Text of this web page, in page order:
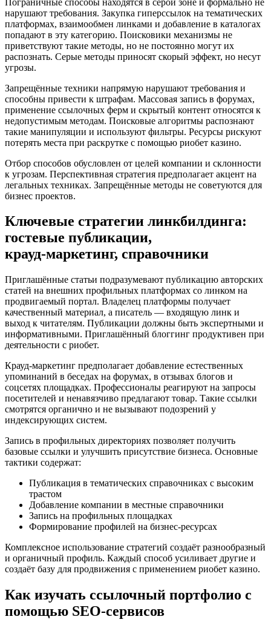
нарушают требования. Закупка гиперссылок на тематических
платформах, взаимообмен линками и добавление в каталогах
попадают в эту категорию. Поисковики механизмы не
приветствуют такие методы, но не постоянно могут их
распознать. Серые методы приносят скорый эффект, но несут
угрозы.
Запрещённые техники напрямую нарушают требования и
способны привести к штрафам. Массовая запись в форумах,
применение ссылочных ферм и скрытый контент относятся к
недопустимым методам. Поисковые алгоритмы распознают
такие манипуляции и используют фильтры. Ресурсы рискуют
потерять места при раскрутке с помощью риобет казино.
Отбор способов обусловлен от целей компании и склонности
к угрозам. Перспективная стратегия предполагает акцент на
легальных техниках. Запрещённые методы не советуются для
бизнес проектов.
Ключевые стратегии линкбилдинга:
гостевые публикации,
крауд‑маркетинг, справочники
Приглашённые статьи подразумевают публикацию авторских
статей на внешних профильных платформах со линком на
продвигаемый портал. Владелец платформы получает
качественный материал, а писатель — входящую линк и
выход к читателям. Публикации должны быть экспертными и
информативными. Приглашённый блоггинг продуктивен при
деятельности с риобет.
Крауд‑маркетинг предполагает добавление естественных
упоминаний в беседах на форумах, в отзывах блогов и
соцсетях площадках. Профессионалы реагируют на запросы
посетителей и ненавязчиво предлагают товар. Такие ссылки
смотрятся органично и не вызывают подозрений у
индексирующих систем.
Запись в профильных директориях позволяет получить
базовые ссылки и улучшить присутствие бизнеса. Основные
тактики содержат:
Публикация в тематических справочниках с высоким
трастом
Добавление компании в местные справочники
Запись на профильных площадках
Формирование профилей на бизнес-ресурсах
Комплексное использование стратегий создаёт разнообразный
и органичный профиль. Каждый способ усиливает другие и
создаёт базу для продвижения с применением риобет казино.
Как изучать ссылочный портфолио с
помощью SEO-сервисов